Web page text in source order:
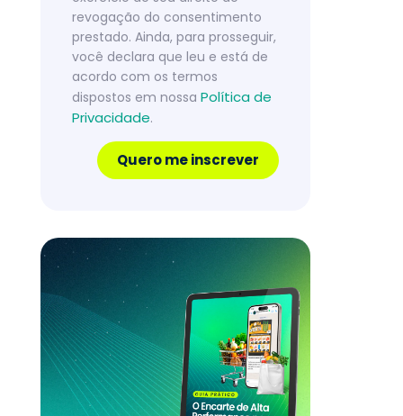
revogação do consentimento
prestado. Ainda, para prosseguir,
você declara que leu e está de
acordo com os termos
dispostos em nossa Política de
Privacidade.
Quero me inscrever